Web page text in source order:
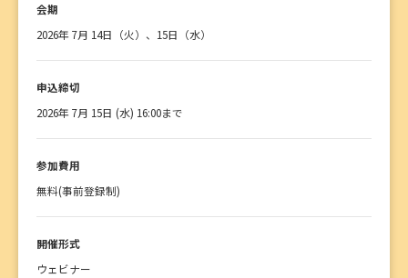
会期
2026年 7月 14日（火）、15日（水）
申込締切
2026年 7月 15日 (水) 16:00まで
参加費用
無料(事前登録制)
開催形式
ウェビナー